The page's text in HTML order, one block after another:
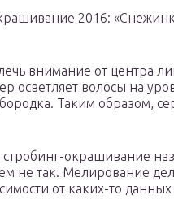
2016:
внимание от центра
осветляет волосы на
Таким образом,
стробинг-окрашивание
не так. Мелирование
от каких-то